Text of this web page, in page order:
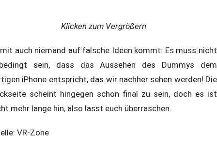
Klicken zum Vergrößern
auch niemand auf falsche Ideen kommt: Es muss nicht
sein, dass das Aussehen des Dummys dem
iPhone entspricht, das wir nachher sehen werden! Die
scheint hingegen schon final zu sein, doch es ist
mehr lange hin, also lasst euch überraschen.
VR-Zone